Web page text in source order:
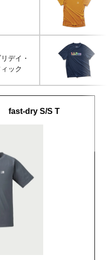
デイ・
ック
fast-dry S/S T